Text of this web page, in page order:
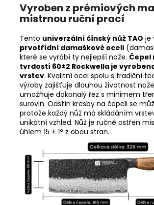
Vyroben z prémiových
mistrnou ruční prací
Tento univerzální čínský nůž TAO je
prvotřídní damaškové oceli
které se vyrábí ty nejlepší nože. Čepel
tvrdostí 60±2 Rockwella je
vrstev. Kvalitní ocel spolu s tradiční
výroby zajišťuje dlouhou životnost
umožňuje dokonalý řez s minimem
surovin. Odstín kresby na čepeli se
protože každý nůž má skládáním
unikátní vzhled. Nůž je ručně ostřen
úhlem 15 ± 1° z obou stran.